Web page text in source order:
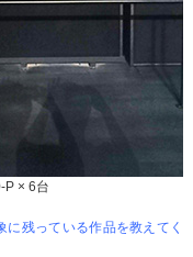
P × 6台
残っている作品を教えてく